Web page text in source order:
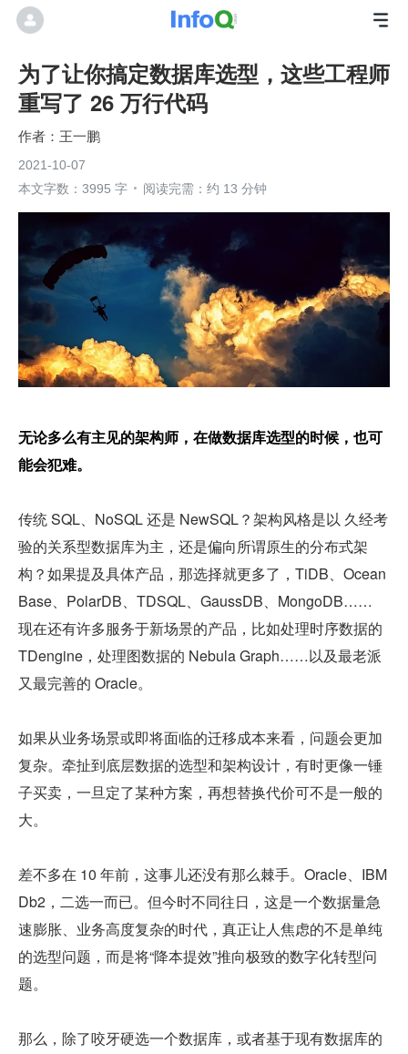
为了让你搞定数据库选型，这些工程师
重写了 26 万行代码
王一鹏
2021-10-07
本文字数：3995 字
阅读完需：约 13 分钟
无论多么有主见的架构师，在做数据库选型的时候，也可
能会犯难。
传统 SQL、NoSQL 还是 NewSQL？架构风格是以 久经考
验的关系型数据库为主，还是偏向所谓原生的分布式架
构？如果提及具体产品，那选择就更多了，TiDB、Ocean
Base、PolarDB、TDSQL、GaussDB、MongoDB……
现在还有许多服务于新场景的产品，比如处理时序数据的
TDengine，处理图数据的 Nebula Graph……以及最老派
又最完善的 Oracle。
如果从业务场景或即将面临的迁移成本来看，问题会更加
复杂。牵扯到底层数据的选型和架构设计，有时更像一锤
子买卖，一旦定了某种方案，再想替换代价可不是一般的
大。
差不多在 10 年前，这事儿还没有那么棘手。Oracle、IBM
Db2，二选一而已。但今时不同往日，这是一个数据量急
速膨胀、业务高度复杂的时代，真正让人焦虑的不是单纯
的选型问题，而是将“降本提效”推向极致的数字化转型问
题。
那么，除了咬牙硬选一个数据库，或者基于现有数据库的